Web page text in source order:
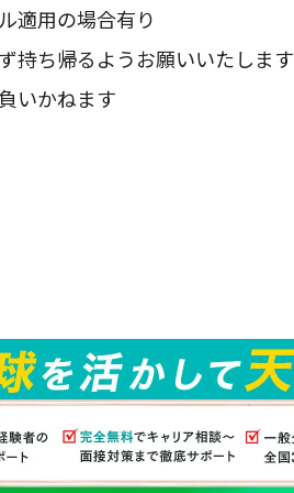
適用の場合有り
持ち帰るようお願いいたします
いかねます